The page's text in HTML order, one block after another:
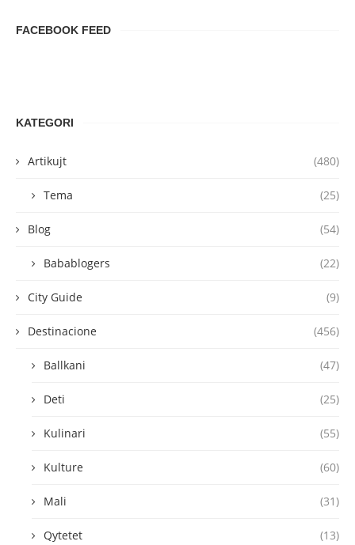
FACEBOOK FEED
KATEGORI
Artikujt (480)
Tema (25)
Blog (54)
Babablogers (22)
City Guide (9)
Destinacione (456)
Ballkani (47)
Deti (25)
Kulinari (55)
Kulture (60)
Mali (31)
Qytetet (13)